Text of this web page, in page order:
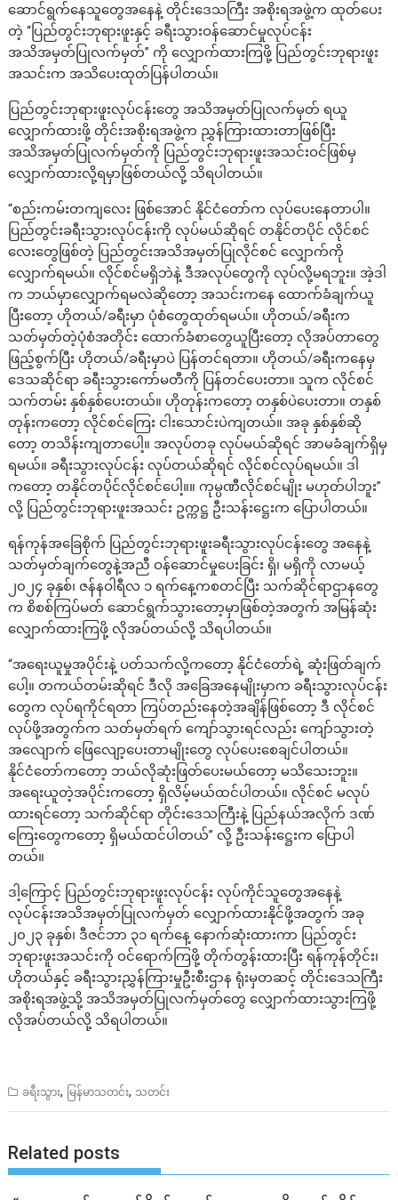
ဆောင်ရွက်နေသူတွေအနေနဲ့ တိုင်းဒေသကြီး အစိုးရအဖွဲ့က ထုတ်ပေး
တဲ့ “ပြည်တွင်းဘုရားဖူးနှင့် ခရီးသွားဝန်ဆောင်မှုလုပ်ငန်း
အသိအမှတ်ပြုလက်မှတ်” ကို လျှောက်ထားကြဖို့ ပြည်တွင်းဘုရားဖူး
အသင်းက အသိပေးထုတ်ပြန်ပါတယ်။
ပြည်တွင်းဘုရားဖူးလုပ်ငန်းတွေ အသိအမှတ်ပြုလက်မှတ် ရယူ
လျှောက်ထားဖို့ တိုင်းအစိုးရအဖွဲ့က ညွှန်ကြားထားတာဖြစ်ပြီး
အသိအမှတ်ပြုလက်မှတ်ကို ပြည်တွင်းဘုရားဖူးအသင်းဝင်ဖြစ်မှ
လျှောက်ထားလို့ရမှာဖြစ်တယ်လို့ သိရပါတယ်။
“စည်းကမ်းတကျ‌လေး ဖြစ်အောင် နိုင်ငံတော်က လုပ်ပေးနေတာပါ။
ပြည်တွင်းခရီးသွားလုပ်ငန်းကို လုပ်မယ်ဆိုရင် တနိုင်တပိုင် လိုင်စင်
လေးတွေဖြစ်တဲ့ ပြည်တွင်းအသိအမှတ်ပြုလိုင်စင် လျှောက်ကို
လျှောက်ရမယ်။ လိုင်စင်မရှိဘဲနဲ့ ဒီအလုပ်တွေကို လုပ်လို့မရဘူး။ အဲ့ဒါ
က ဘယ်မှာလျှောက်ရမလဲဆိုတော့ အသင်းကနေ ထောက်ခံချက်ယူ
ပြီးတော့ ဟိုတယ်/ခရီးမှာ ပုံစံတွေထုတ်ရမယ်။ ဟိုတယ်/ခရီးက
သတ်မှတ်တဲ့ပုံစံအတိုင်း ထောက်ခံစာတွေယူပြီးတော့ လိုအပ်တာတွေ
ဖြည့်စွက်ပြီး ဟိုတယ်/ခရီးမှာပဲ ပြန်တင်ရတာ။ ဟိုတယ်/ခရီးကနေမှ
ဒေသဆိုင်ရာ ခရီးသွားကော်မတီကို ပြန်တင်ပေးတာ။ သူက လိုင်စင်
သက်တမ်း နှစ်နှစ်ပေးတယ်။ ဟိုတုန်းကတော့ တနှစ်ပဲပေးတာ။ တနှစ်
တုန်းကတော့ လိုင်စင်ကြေး ငါးသောင်းပဲကျတယ်။ အခု နှစ်နှစ်ဆို
တော့ တသိန်းကျတာပေါ့။ အလုပ်တခု လုပ်မယ်ဆိုရင် အာမခံချက်ရှိမှ
ရမယ်။ ခရီးသွားလုပ်ငန်း လုပ်တယ်ဆိုရင် လိုင်စင်လုပ်ရမယ်။ ဒါ
ကတော့ တနိုင်တပိုင်လိုင်စင်ပေါ့။။ ကုမ္ပဏီလိုင်စင်မျိုး မဟုတ်ပါဘူး”
လို့ ပြည်တွင်းဘုရားဖူးအသင်း ဥက္ကဋ္ဌ ဦးသန်းဋ္ဌေးက ပြောပါတယ်။
ရန်ကုန်အခြေစိုက် ပြည်တွင်းဘုရားဖူးခရီးသွားလုပ်ငန်းတွေ အနေနဲ့
သတ်မှတ်ချက်တွေနဲ့အညီ ဝန်ဆောင်မှုပေးခြင်း ရှိ၊ မရှိကို လာမယ့်
၂၀၂၄ ခုနှစ်၊ ဇန်နဝါရီလ ၁ ရက်နေ့ကစတင်ပြီး သက်ဆိုင်ရာဌာနတွေ
က စိစစ်ကြပ်မတ် ဆောင်ရွက်သွားတော့မှာဖြစ်တဲ့အတွက် အမြန်ဆုံး
လျှောက်ထားကြဖို့ လိုအပ်တယ်လို့ သိရပါတယ်။
“အရေးယူမှုအပိုင်းနဲ့ ပတ်သက်လို့ကတော့ နိုင်ငံတော်ရဲ့ ဆုံးဖြတ်ချက်
ပေါ့။ တကယ်တမ်းဆိုရင် ဒီလို အခြေအနေမျိုးမှာက ခရီးသွားလုပ်ငန်း
တွေက လုပ်ရကိုင်ရတာ ကြပ်တည်းနေတဲ့အချိန်ဖြစ်တော့ ဒီ လိုင်စင်
လုပ်ဖို့အတွက်က သတ်မှတ်ရက် ကျော်သွားရင်လည်း ကျော်သွားတဲ့
အလျောက် ဖြေလျော့ပေးတာမျိုးတွေ လုပ်ပေးစေ‌ချင်ပါတယ်။
နိုင်ငံတော်ကတော့ ဘယ်လိုဆုံးဖြတ်ပေးမယ်တော့ မသိသေးဘူး။
အရေးယူတဲ့အပိုင်းကတော့ ရှိလိမ့်မယ်ထင်ပါတယ်။ လိုင်စင် မလုပ်
ထားရင်တော့ သက်ဆိုင်ရာ တိုင်းဒေသကြီးနဲ့ ပြည်နယ်အလိုက် ဒဏ်
ကြေးတွေကတော့ ရှိမယ်ထင်ပါတယ်” လို့ ဦးသန်းဋ္ဌေးက ပြောပါ
တယ်။
ဒါ့ကြောင့် ပြည်တွင်းဘုရားဖူးလုပ်ငန်း လုပ်ကိုင်သူတွေအနေနဲ့
လုပ်ငန်းအသိအမှတ်ပြုလက်မှတ် လျှောက်ထားနိုင်ဖို့အတွက် အခု
၂၀၂၃ ခုနှစ်၊ ဒီဇင်ဘာ ၃၁ ရက်နေ့ နောက်ဆုံးထားကာ ပြည်တွင်း
ဘုရားဖူးအသင်းကို ဝင်ရောက်ကြဖို့ တိုက်တွန်းထားပြီး ရန်ကုန်တိုင်း၊
ဟိုတယ်နှင့် ခရီးသွားညွှန်ကြားမှုဦးစီးဌာန ရုံးမှတဆင့် တိုင်းဒေသကြီး
အစိုးရအဖွဲ့သို့ အသိအမှတ်ပြုလက်မှတ်တွေ လျှောက်ထားသွားကြဖို့
လိုအပ်တယ်လို့ သိရပါတယ်။
ခရီးသွား, မြန်မာသတင်း, သတင်း
Related posts